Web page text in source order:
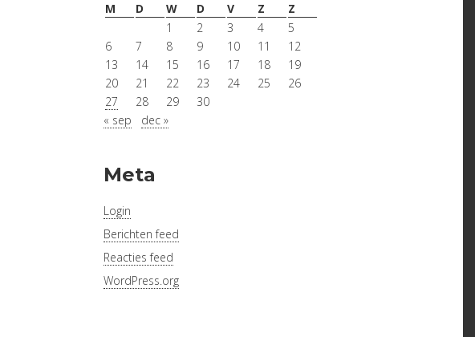
M
D W D V Z
Z
1
2 3 4
5
6
7 8 9 10 11
12
13
14 15 16 17 18
19
20
21 22 23 24 25
26
27
28 29
30
« sep
dec »
Meta
Login
Berichten feed
Reacties feed
WordPress.org